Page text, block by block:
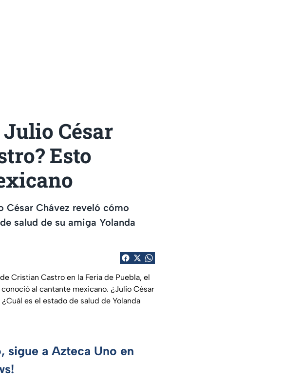
César
Esto
César Chávez reveló cómo
salud de su amiga Yolanda
Cristian Castro en la Feria de Puebla, el
al cantante mexicano. ¿Julio César
es el estado de salud de Yolanda
sigue a Azteca Uno en